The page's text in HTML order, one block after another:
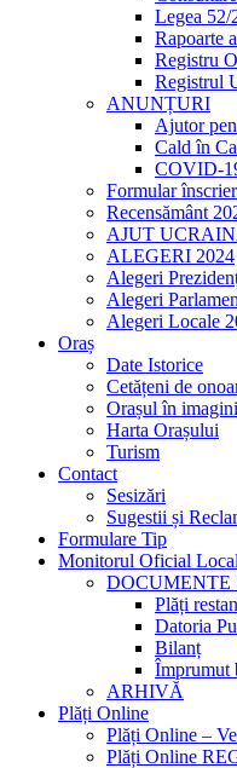
Legea 52/
Rapoarte
Registru
Registrul
ANUNȚURI
Ajutor
Cald în
COVID-
Formular
Recensământ
AJUT
ALEGERI 2024
Alegeri
Alegeri
Alegeri Locale
Oraș
Date Istorice
Cetățeni de
Orașul în imagini
Harta Orașului
Turism
Contact
Sesizări
Sugestii și
Formulare Tip
Monitorul Oficial Local
Plăți
Datoria
Bilanț
Împrumut
ARHIVĂ
Plăți Online
Plăți Online –
Plăți Online